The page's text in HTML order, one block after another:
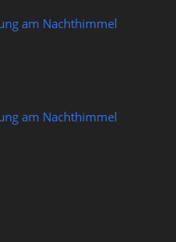
am Nachthimmel
am Nachthimmel